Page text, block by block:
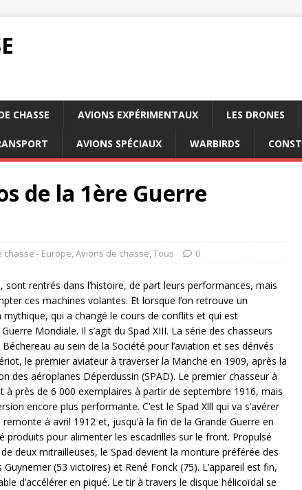
CHASSE AVIONS EXPÉRIMENTAUX LES DRONES
AVIONS SPÉCIAUX WARBIRDS
de la 1ère Guerre
chasse - Europe,Avions de chasse,Tous 0
sont rentrés dans l’histoire, de part leurs performances, mais
ces machines volantes. Et lorsque l’on retrouve un
qui a changé le cours de conflits et qui est
Mondiale. Il s’agit du Spad XIII. La série des chasseurs
au sein de la Société pour l’aviation et ses dérivés
le premier aviateur à traverser la Manche en 1909, après la
des aéroplanes Déperdussin (SPAD). Le premier chasseur à
à près de 6 000 exemplaires à partir de septembre 1916, mais
encore plus performante. C’est le Spad Xlll qui va s’avérer
à avril 1912 et, jusqu’à la fin de la Grande Guerre en
produits pour alimenter les escadrilles sur le front. Propulsé
deux mitrailleuses, le Spad devient la monture préférée des
(53 victoires) et René Fonck (75). L’appareil est fin,
d’accélérer en piqué. Le tir à travers le disque hélicoïdal se